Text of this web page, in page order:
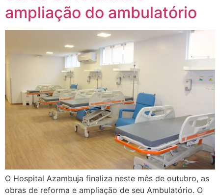
ampliação do ambulatório
O Hospital Azambuja finaliza neste mês de outubro, as
obras de reforma e ampliação de seu Ambulatório. O